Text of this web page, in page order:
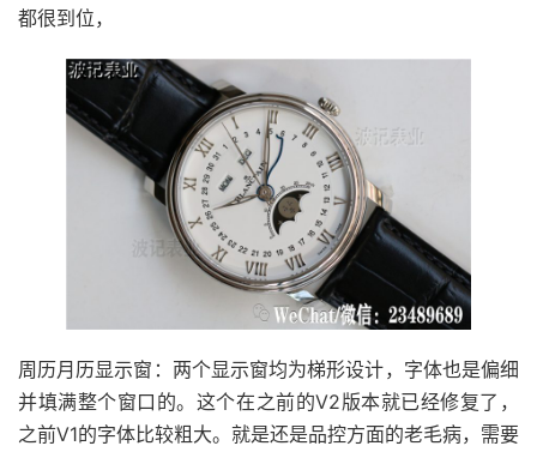
都很到位，
周历月历显示窗：两个显示窗均为梯形设计，字体也是偏细
并填满整个窗口的。这个在之前的V2版本就已经修复了，
之前V1的字体比较粗大。就是还是品控方面的老毛病，需要